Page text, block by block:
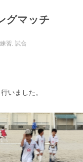
グマッチ
練習 試合
いました。